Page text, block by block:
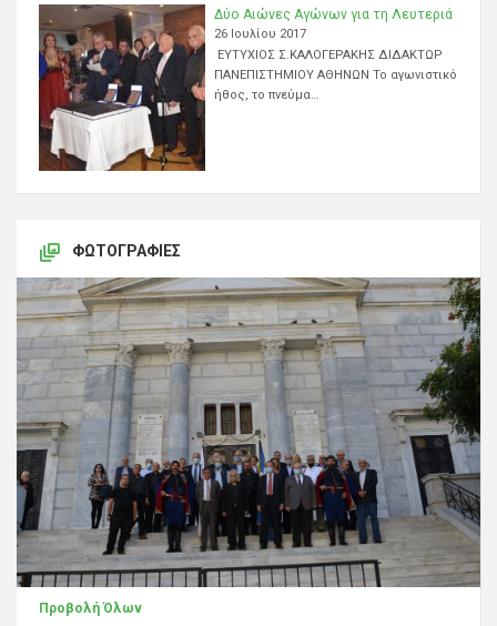
Δύο Αιώνες Αγώνων για τη Λευτεριά
26 Ιουλίου 2017
ΕΥΤΥΧΙΟΣ Σ.ΚΑΛΟΓΕΡΑΚΗΣ ΔΙΔΑΚΤΩΡ
ΠΑΝΕΠΙΣΤΗΜΙΟΥ ΑΘΗΝΩΝ Το αγωνιστικό
ήθος, το πνεύμα…
ΦΩΤΟΓΡΑΦΊΕΣ
Προβολή Όλων